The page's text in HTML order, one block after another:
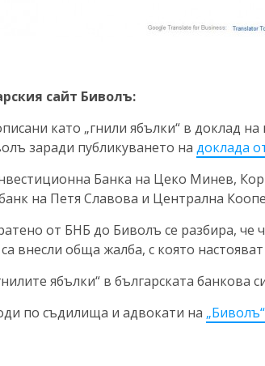
сайт Биволъ:
като „гнили ябълки“ в доклад
заради публикуването на доклада
Банка на Цеко Минев,
на Петя Славова и Централна
от БНБ до Биволъ се разбира, че
внесли обща жалба, с която
ябълки“ в българската банкова
по съдилища и адвокати на